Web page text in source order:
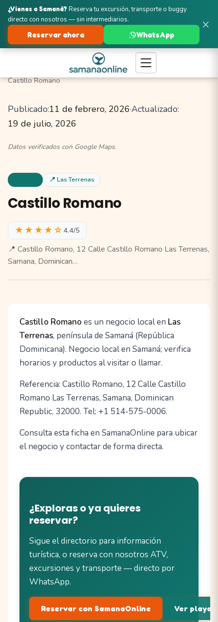
Turismo en Samaná Las Terrenas
Tiendas y Artesanías
Castillo Romano
Publicado:11 de febrero, 2026·Actualizado:
19 de julio, 2026
Datos verificados con Google Maps.
📍 Las Terrenas
Castillo Romano
★★★★☆ 4.4/5
📍 Castillo Romano, 12 Calle Castillo Romano Las Terrenas,
Samana, Dominican…
Castillo Romano es un negocio local en Las
Terrenas, península de Samaná (República
Dominicana). Negocio local en Samaná; verifica
horarios y productos al visitar o llamar.
Referencia: Castillo Romano, 12 Calle Castillo
Romano Las Terrenas, Samana, Dominican
Republic, 32000. Tel: +1 514-575-0006.
Consulta esta ficha en SamanaOnline para ubicar
el negocio y contactar de forma directa.
¿Exploras o ya quieres
reservar?
Sigue el directorio para información
turística, o reserva con nosotros ATV,
excursiones y transporte — directo por
WhatsApp.
Reservar con SamanaOnline Ver playas
×
¿Vienes a Samaná? Reserva tu excursión, transporte o buggy
directo con nosotros — sin intermediarios.
Reservar ahora WhatsApp